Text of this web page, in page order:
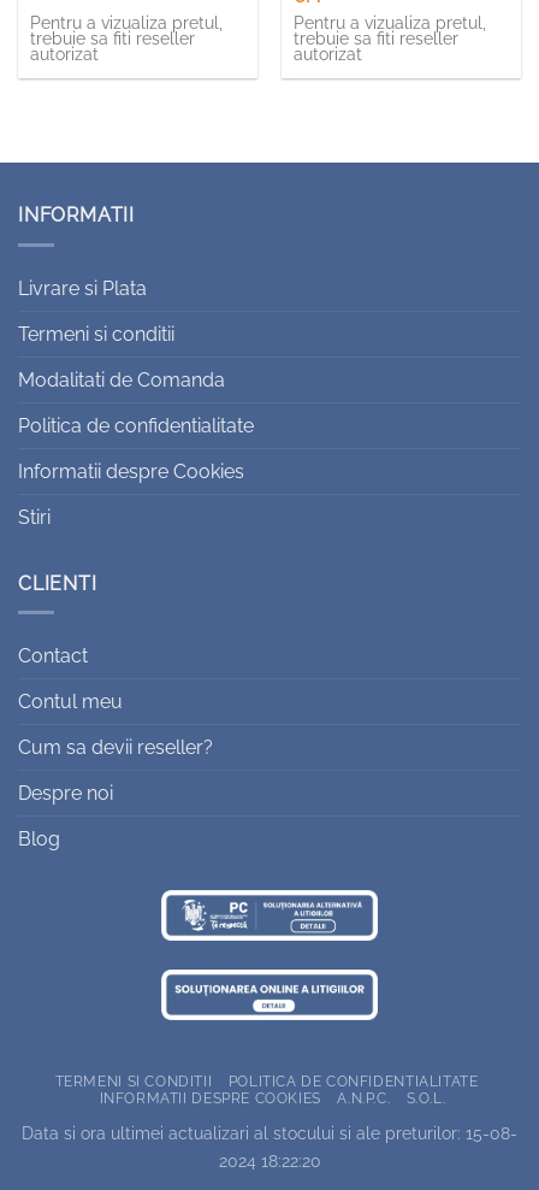
Pentru a vizualiza pretul,
trebuie sa fiti reseller
autorizat
Pentru a vizualiza pretul,
trebuie sa fiti reseller
autorizat
INFORMATII
Livrare si Plata
Termeni si conditii
Modalitati de Comanda
Politica de confidentialitate
Informatii despre Cookies
Stiri
CLIENTI
Contact
Contul meu
Cum sa devii reseller?
Despre noi
Blog
TERMENI SI CONDITII
POLITICA DE CONFIDENTIALITATE
INFORMATII DESPRE COOKIES
A.N.P.C. S.O.L.
Data si ora ultimei actualizari al stocului si ale preturilor: 15-08-
2024 18:22:20